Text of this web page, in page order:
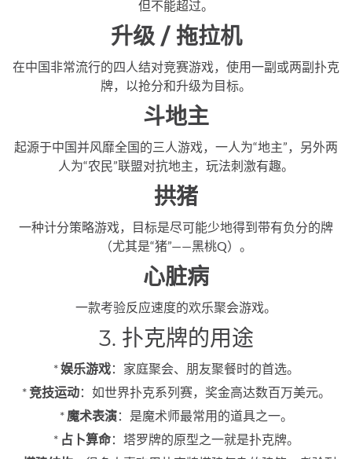
但不能超过。
升级 / 拖拉机
在中国非常流行的四人结对竞赛游戏，使用一副或两副扑克
牌，以抢分和升级为目标。
斗地主
起源于中国并风靡全国的三人游戏，一人为“地主”，另外两
人为“农民”联盟对抗地主，玩法刺激有趣。
拱猪
一种计分策略游戏，目标是尽可能少地得到带有负分的牌
（尤其是“猪”——黑桃Q）。
心脏病
一款考验反应速度的欢乐聚会游戏。
3. 扑克牌的用途
*娱乐游戏：家庭聚会、朋友聚餐时的首选。
* 竞技运动：如世界扑克系列赛，奖金高达数百万美元。
* 魔术表演：是魔术师最常用的道具之一。
* 占卜算命：塔罗牌的原型之一就是扑克牌。